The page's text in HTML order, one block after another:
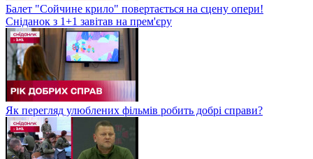
Балет "Сойчине крило" повертається на сцену опери!
Сніданок з 1+1 завітав на прем'єру
Як перегляд улюблених фільмів робить добрі справи?